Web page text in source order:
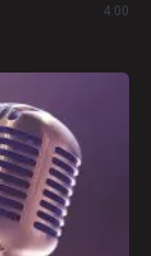
4:00